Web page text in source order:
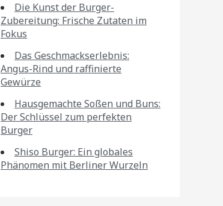
Die Kunst der Burger-
Zubereitung: Frische Zutaten im
Fokus
Das Geschmackserlebnis:
Angus-Rind und raffinierte
Gewürze
Hausgemachte Soßen und Buns:
Der Schlüssel zum perfekten
Burger
Shiso Burger: Ein globales
Phänomen mit Berliner Wurzeln